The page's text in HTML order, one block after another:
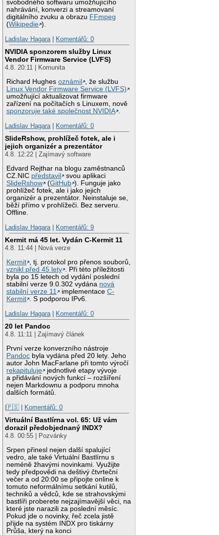
svobodného softwaru umožňujícího
nahrávání, konverzi a streamovaní
digitálního zvuku a obrazu FFmpeg
(Wikipedie ).
Ladislav Hagara
Komentářů: 0
NVIDIA sponzorem služby Linux
Vendor Firmware Service (LVFS)
4.8. 20:11 | Komunita
Richard Hughesoznámil
, že službu
Linux Vendor Firmware Service (LVFS)
umožňující aktualizovat firmware
zařízení na počítačích s Linuxem, nově
sponzoruje také společnost NVIDIA .
Ladislav Hagara | Komentářů: 0
SlideRshow, prohlížeč fotek, ale i
jejich organizér a prezentátor
4.8. 12:22 | Zajímavý software
Edvard Rejthar na blogu zaměstnanců
CZ.NIC představil
svou aplikaci
SlideRshow
(GitHub ). Funguje jako
prohlížeč fotek, ale i jako jejich
organizér a prezentátor. Neinstaluje se,
běží přímo v prohlížeči. Bez serveru.
Offline.
Ladislav Hagara | Komentářů: 9
Kermit má 45 let. Vydán C-Kermit 11
4.8. 11:44 | Nová verze
Kermit , tj. protokol pro přenos souborů,
vznikl před 45 lety . Při této příležitosti
byla po 15 letech od vydání poslední
stabilní verze 9.0.302 vydána nová
stabilní verze 11
implementaceC-
Kermit . S podporou IPv6.
Ladislav Hagara | Komentářů: 0
20 let Pandoc
4.8. 11:11 | Zajímavý článek
První verze konverzního nástroje
Pandoc byla vydána před 20 lety. Jeho
autor John MacFarlane při tomto výročí
rekapituluje
jednotlivé etapy vývoje
a přidávání nových funkcí – rozšíření
nejen Markdownu a podporu mnoha
dalších formátů.
|🇵🇸 | Komentářů: 0
Virtuální Bastlírna vol. 65: Už vám
dorazil předobjednaný INDX?
4.8. 00:55 | Pozvánky
Srpen přinesl nejen další spalující
vedro, ale také Virtuální Bastlírnu s
neméně žhavými novinkami. Využijte
tedy předpovědi na deštivý čtvrteční
večer a od 20:00 se připojte online k
tomuto neformálnímu setkání kutilů,
techniků a vědců, kde se strahovskými
bastlíři proberete nejzajímavější věci, na
které jste narazili za poslední měsíc.
Pokud jde o novinky, řeč zcela jistě
přijde na systém INDX pro tiskárny
Průša, který na konci